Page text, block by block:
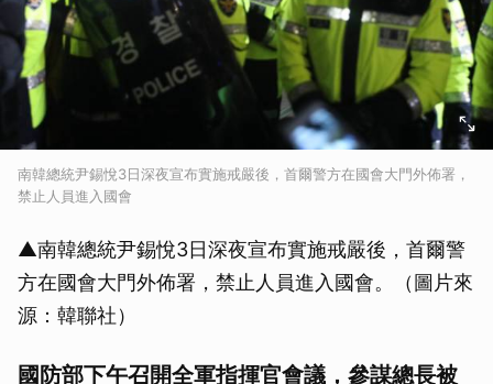
南韓總統尹錫悅3日深夜宣布實施戒嚴後，首爾警方在國會大門外佈署，
禁止人員進入國會
▲南韓總統尹錫悅3日深夜宣布實施戒嚴後，首爾警
方在國會大門外佈署，禁止人員進入國會。（圖片來
源：韓聯社）
國防部下午召開全軍指揮官會議，參謀總長被